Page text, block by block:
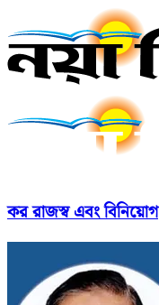
কর রাজস্ব এবং বিনিয়োগ